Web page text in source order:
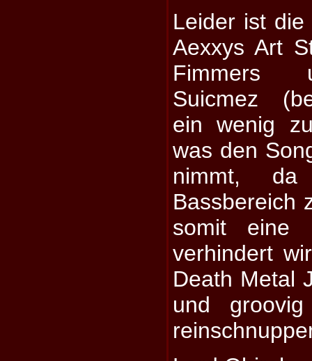
Leider ist
Aexxys Art
Fimmers
Suicmez
ein wenig
was den
nimmt,
Bassbereich
somit eine
verhindert
Death Metal
und